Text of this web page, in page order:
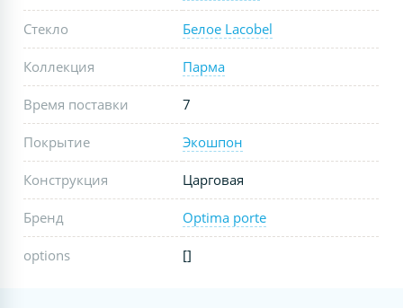
Стекло Белое Lacobel
Коллекция Парма
Время поставки 7
Покрытие Экошпон
Конструкция Царговая
Бренд Optima porte
options []